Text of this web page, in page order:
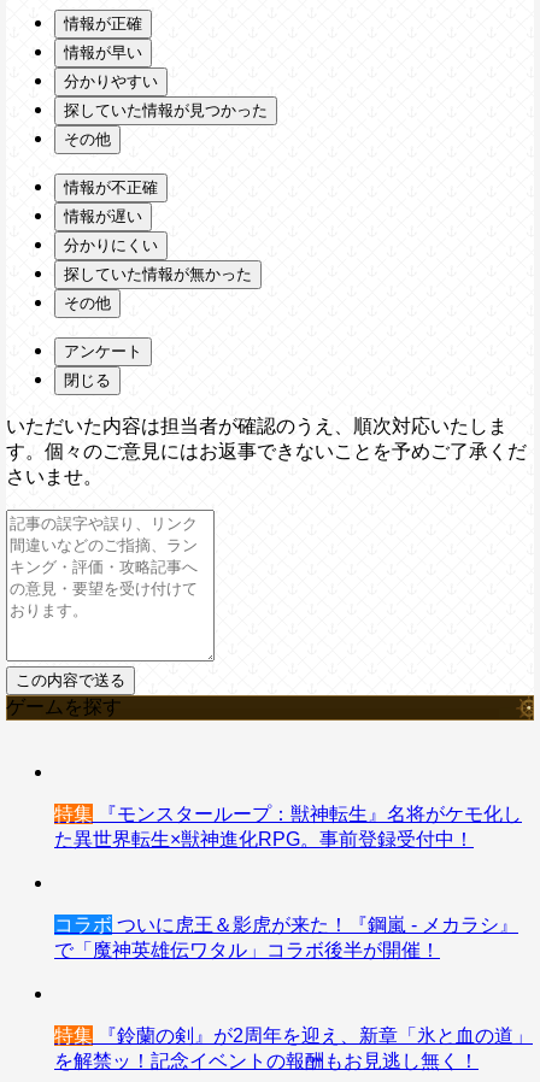
情報が正確
情報が早い
分かりやすい
探していた情報が見つかった
その他
情報が不正確
情報が遅い
分かりにくい
探していた情報が無かった
その他
アンケート
閉じる
いただいた内容は担当者が確認のうえ、順次対応いたしま
す。個々のご意見にはお返事できないことを予めご了承くだ
さいませ。
ゲームを探す
特集 『モンスターループ：獣神転生』名将がケモ化し
た異世界転生×獣神進化RPG。事前登録受付中！
コラボ ついに虎王＆影虎が来た！『鋼嵐 - メカラシ』
で「魔神英雄伝ワタル」コラボ後半が開催！
特集 『鈴蘭の剣』が2周年を迎え、新章「氷と血の道」
を解禁ッ！記念イベントの報酬もお見逃し無く！